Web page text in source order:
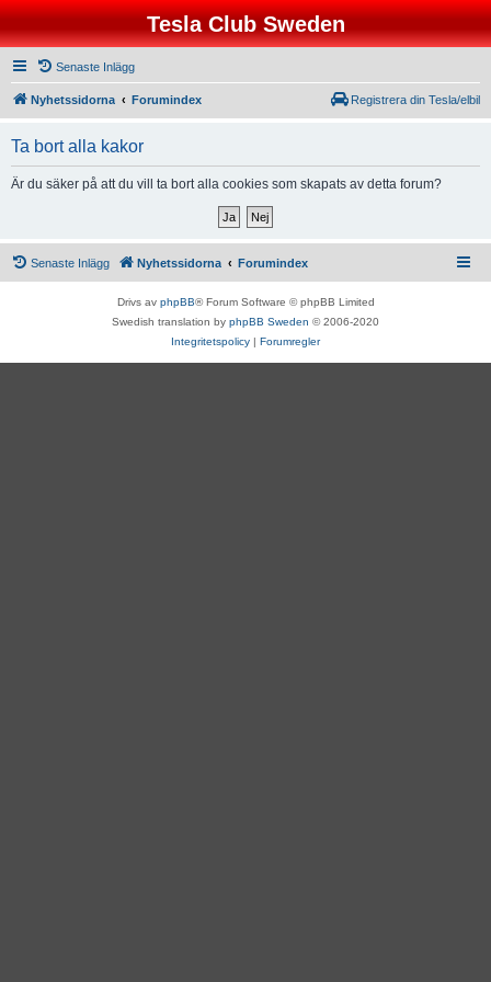
Tesla Club Sweden
Senaste Inlägg
Nyhetssidorna Forumindex Registrera din Tesla/elbil
Ta bort alla kakor
Är du säker på att du vill ta bort alla cookies som skapats av detta forum?
Senaste Inlägg Nyhetssidorna Forumindex
Drivs av phpBB® Forum Software © phpBB Limited
Swedish translation by phpBB Sweden © 2006-2020
Integritetspolicy | Forumregler